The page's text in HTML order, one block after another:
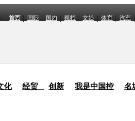
首页 国际 国内 视频 文娱 体育 汽车
化 经贸 创新 我是中国控 名